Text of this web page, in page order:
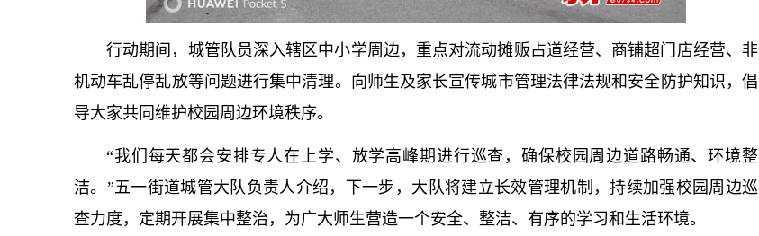
行动期间，城管队员深入辖区中小学周边，重点对流动摊贩占道经营、商铺超门店经营、非
机动车乱停乱放等问题进行集中清理。向师生及家长宣传城市管理法律法规和安全防护知识，倡
导大家共同维护校园周边环境秩序。
“我们每天都会安排专人在上学、放学高峰期进行巡查，确保校园周边道路畅通、环境整
洁。”五一街道城管大队负责人介绍，下一步，大队将建立长效管理机制，持续加强校园周边巡
查力度，定期开展集中整治，为广大师生营造一个安全、整洁、有序的学习和生活环境。